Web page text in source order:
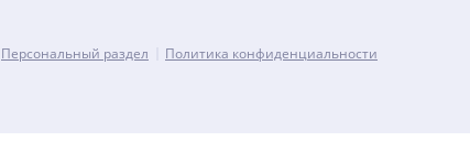
Персональный раздел Политика конфиденциальности